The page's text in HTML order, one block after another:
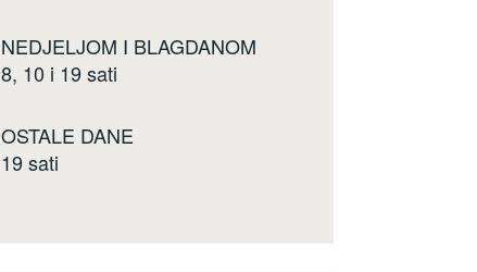
NEDJELJOM I BLAGDANOM
8, 10 i 19 sati
OSTALE DANE
19 sati